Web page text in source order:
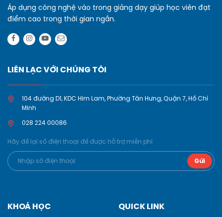
Áp dụng công nghệ vào trong giảng dạy giúp học viên đạt
điểm cao trong thời gian ngắn.
KHOÁ HỌC QUICK LINK
LIÊN LẠC VỚI CHÚNG TÔI
104 đường D1, KDC Him Lam, Phường Tân Hưng, Quận 7, Hồ Chí
Minh
028 224 00086
Hãy để lại số điện thoại để được hỗ trợ miễn phí